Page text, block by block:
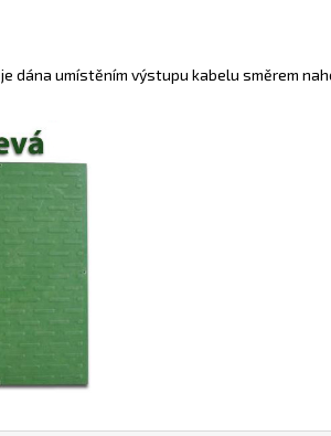
je dána umístěním výstupu kabelu směrem